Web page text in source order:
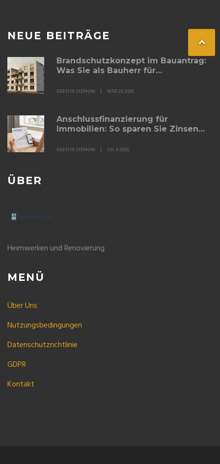
NEUE BEITRÄGE
Brandschutzkonzept im Bauantrag:
Was Sie als Bauherr für
KERSTIN STEPHAN MÄR 24 2026
Anschlussfinanzierung für
Immobilien: So sparen Sie Zinsen
KERSTIN STEPHAN JUL 6 2026
ÜBER
Heimwerken und Renovierung
MENÜ
Über Uns
Nutzungsbedingungen
Datenschutzrichtlinie
GDPR
Kontakt